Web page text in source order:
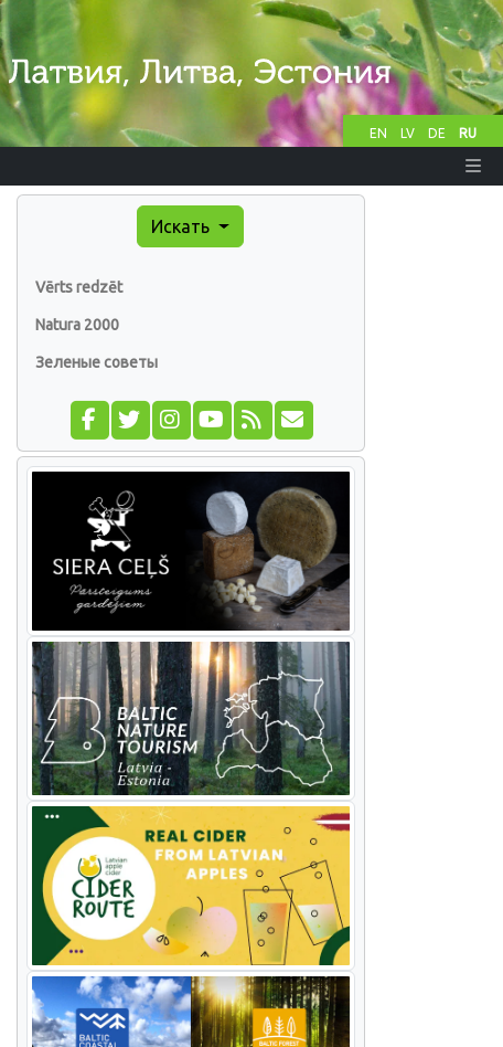
EN LV DE RU
Искать
Vērts redzēt
Natura 2000
Зеленые советы